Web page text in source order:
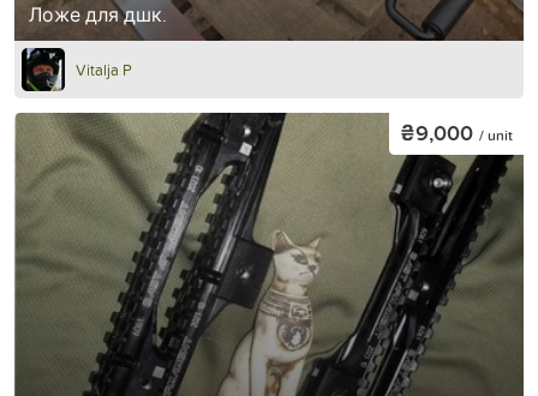
Ложе для дшк.
Vitalja P
₴9,000 / unit